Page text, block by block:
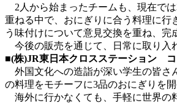
2人から始まったチームも、現在で
重ねる中で、おにぎりに合う料理に行
う味付けについて意見交換を重ね、完
今後の販売を通じて、日常に取り入
■(株)JR東日本クロスステーション コ
外国文化への造詣が深い学生の皆さ
の料理をモチーフに3品のおにぎりを開
海外に行かなくても、手軽に世界の